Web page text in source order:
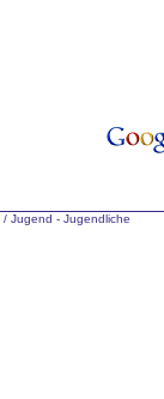
/ Jugend - Jugendliche